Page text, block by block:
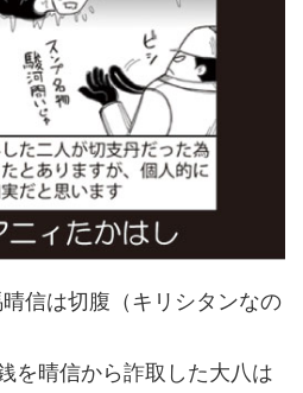
信は切腹（キリシタンなの
を晴信から詐取した大八は